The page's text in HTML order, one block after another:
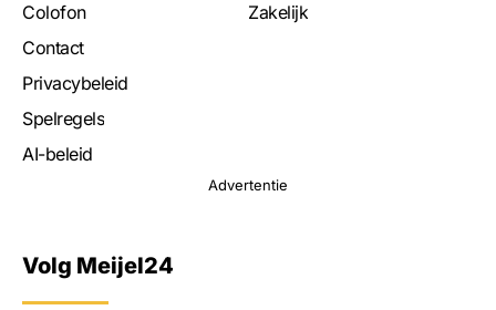
Colofon
Contact
Privacybeleid
Spelregels
AI-beleid
Zakelijk
Advertentie
Volg Meijel24